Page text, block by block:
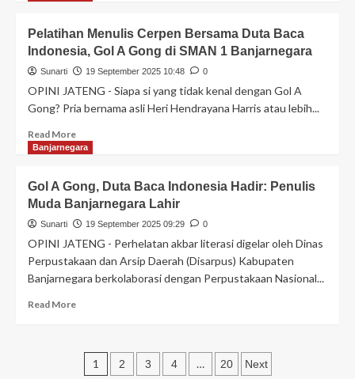
Pelatihan Menulis Cerpen Bersama Duta Baca
Indonesia, Gol A Gong di SMAN 1 Banjarnegara
Sunarti 19 September 2025 10:48 0
OPINI JATENG - Siapa si yang tidak kenal dengan Gol A
Gong? Pria bernama asli Heri Hendrayana Harris atau lebih...
Read More
Banjarnegara
Gol A Gong, Duta Baca Indonesia Hadir: Penulis
Muda Banjarnegara Lahir
Sunarti 19 September 2025 09:29 0
OPINI JATENG - Perhelatan akbar literasi digelar oleh Dinas
Perpustakaan dan Arsip Daerah (Disarpus) Kabupaten
Banjarnegara berkolaborasi dengan Perpustakaan Nasional...
Read More
1 2 3 4 … 20 Next